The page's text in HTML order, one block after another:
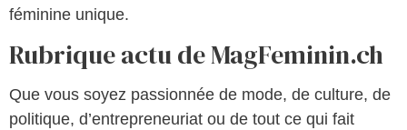
féminine unique.
Rubrique actu de MagFeminin.ch
Que vous soyez passionnée de mode, de culture, de
politique, d’entrepreneuriat ou de tout ce qui fait